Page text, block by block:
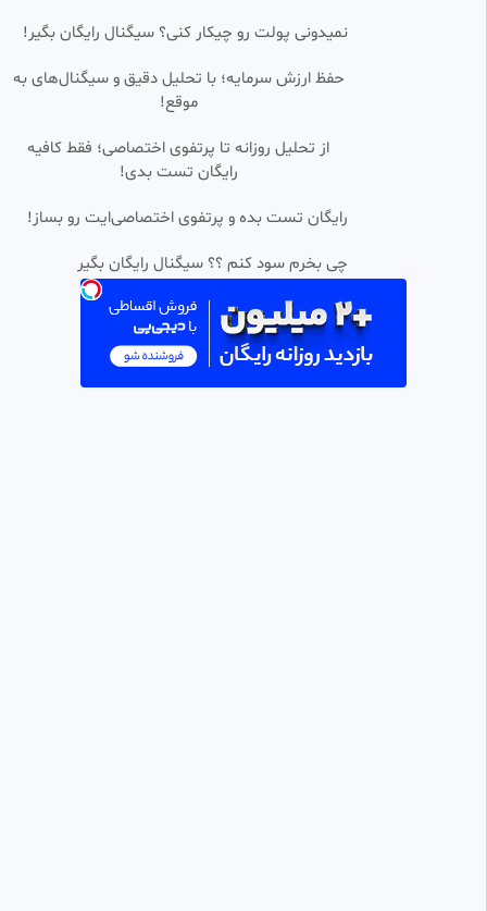
0:01:43
حمله امروز اسرائیل به ایران | حمله
اسرائیل به تهران و شیراز و اصفهان
DinarTavalod
1 سال پیش
محمد هادی ریحانی
ملی و تجاوز رژیم صهیونسیتی به
شبکه خبر
0:02:10
روایت معلم مدرسه میناب از لحظه
اصابت موشک به مدرسه
لیلا
نمیدونی پولت رو چیکار کنی؟ سیگنال رایگان بگیر!
حفظ ارزش سرمایه؛ با تحلیل دقیق و سیگنال‌های به
موقع!
از تحلیل روزانه تا پرتفوی اختصاصی؛ فقط کافیه
رایگان تست بدی!
رایگان تست بده و پرتفوی اختصاصی‌ایت رو بساز!
چی بخرم سود کنم ؟؟ سیگنال رایگان بگیر